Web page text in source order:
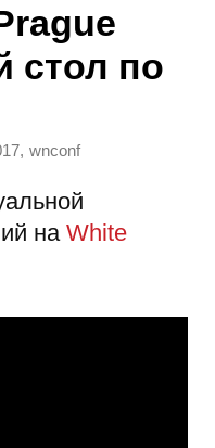
стол по
, wnconf
на White